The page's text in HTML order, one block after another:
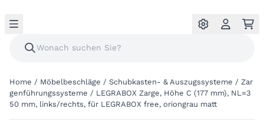
Home / Möbelbeschläge / Schubkasten- & Auszugssysteme / Zar
genführungssysteme / LEGRABOX Zarge, Höhe C (177 mm), NL=3
50 mm, links/rechts, für LEGRABOX free, oriongrau matt